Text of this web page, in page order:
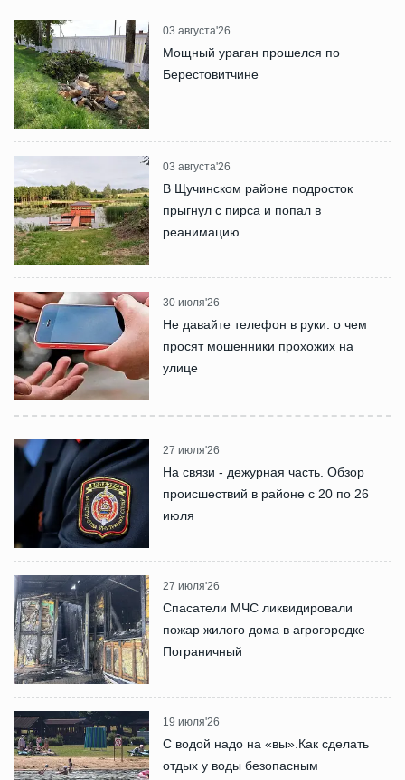
03 августа'26
Мощный ураган прошелся по
Берестовитчине
03 августа'26
В Щучинском районе подросток
прыгнул с пирса и попал в
реанимацию
30 июля'26
Не давайте телефон в руки: о чем
просят мошенники прохожих на
улице
27 июля'26
На связи - дежурная часть. Обзор
происшествий в районе с 20 по 26
июля
27 июля'26
Спасатели МЧС ликвидировали
пожар жилого дома в агрогородке
Пограничный
19 июля'26
С водой надо на «вы».Как сделать
отдых у воды безопасным